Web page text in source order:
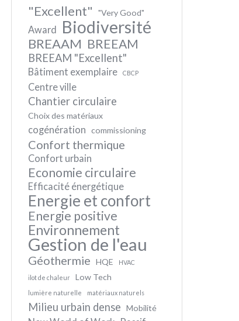
"Excellent" "Very Good"
Award Biodiversité
BREAAM BREEAM
BREEAM "Excellent"
Bâtiment exemplaire CBCP
Centre ville
Chantier circulaire
Choix des matériaux
cogénération commissioning
Confort thermique
Confort urbain
Economie circulaire
Efficacité énergétique
Energie et confort
Energie positive
Environnement
Gestion de l'eau
Géothermie HQE
HVAC
ilot de chaleur
Low Tech
lumière naturelle matériaux naturels
Milieu urbain dense Mobilité